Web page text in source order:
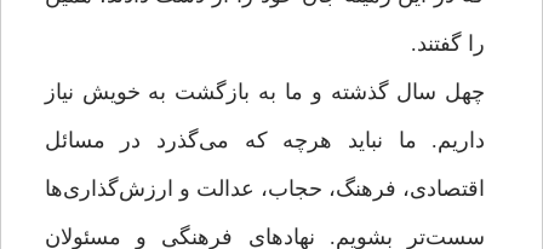
را گفتند.
چهل سال گذشته و ما به بازگشت به خویش نیاز
داریم. ما نباید هرچه که می‌گذرد در مسائل
اقتصادی، فرهنگ، حجاب، عدالت و ارزش‌گذاری‌ها
سست‌تر بشویم. نهادهای فرهنگی و مسئولان